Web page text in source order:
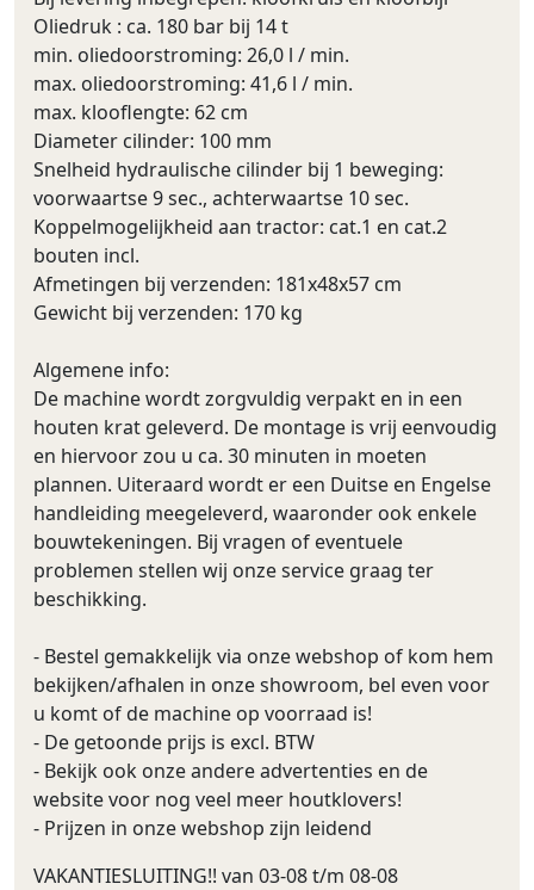
Oliedruk : ca. 180 bar bij 14 t
min. oliedoorstroming: 26,0 l / min.
max. oliedoorstroming: 41,6 l / min.
max. klooflengte: 62 cm
Diameter cilinder: 100 mm
Snelheid hydraulische cilinder bij 1 beweging:
voorwaartse 9 sec., achterwaartse 10 sec.
Koppelmogelijkheid aan tractor: cat.1 en cat.2
bouten incl.
Afmetingen bij verzenden: 181x48x57 cm
Gewicht bij verzenden: 170 kg
Algemene info:
De machine wordt zorgvuldig verpakt en in een
houten krat geleverd. De montage is vrij eenvoudig
en hiervoor zou u ca. 30 minuten in moeten
plannen. Uiteraard wordt er een Duitse en Engelse
handleiding meegeleverd, waaronder ook enkele
bouwtekeningen. Bij vragen of eventuele
problemen stellen wij onze service graag ter
beschikking.
- Bestel gemakkelijk via onze webshop of kom hem
bekijken/afhalen in onze showroom, bel even voor
u komt of de machine op voorraad is!
- De getoonde prijs is excl. BTW
- Bekijk ook onze andere advertenties en de
website voor nog veel meer houtklovers!
- Prijzen in onze webshop zijn leidend
VAKANTIESLUITING!! van 03-08 t/m 08-08